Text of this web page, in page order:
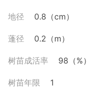
地径 0.8（cm）
蓬径 0.2（m）
树苗成活率 98（%）
树苗年限 1